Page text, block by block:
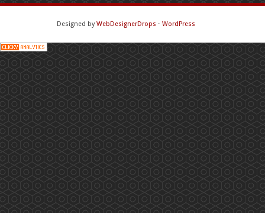
Designed byWebDesignerDrops ⋅ WordPress